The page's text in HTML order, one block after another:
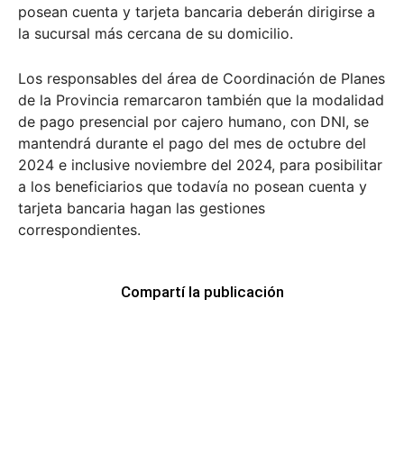
posean cuenta y tarjeta bancaria deberán dirigirse a
la sucursal más cercana de su domicilio.
Los responsables del área de Coordinación de Planes
de la Provincia remarcaron también que la modalidad
de pago presencial por cajero humano, con DNI, se
mantendrá durante el pago del mes de octubre del
2024 e inclusive noviembre del 2024, para posibilitar
a los beneficiarios que todavía no posean cuenta y
tarjeta bancaria hagan las gestiones
correspondientes.
Compartí la publicación